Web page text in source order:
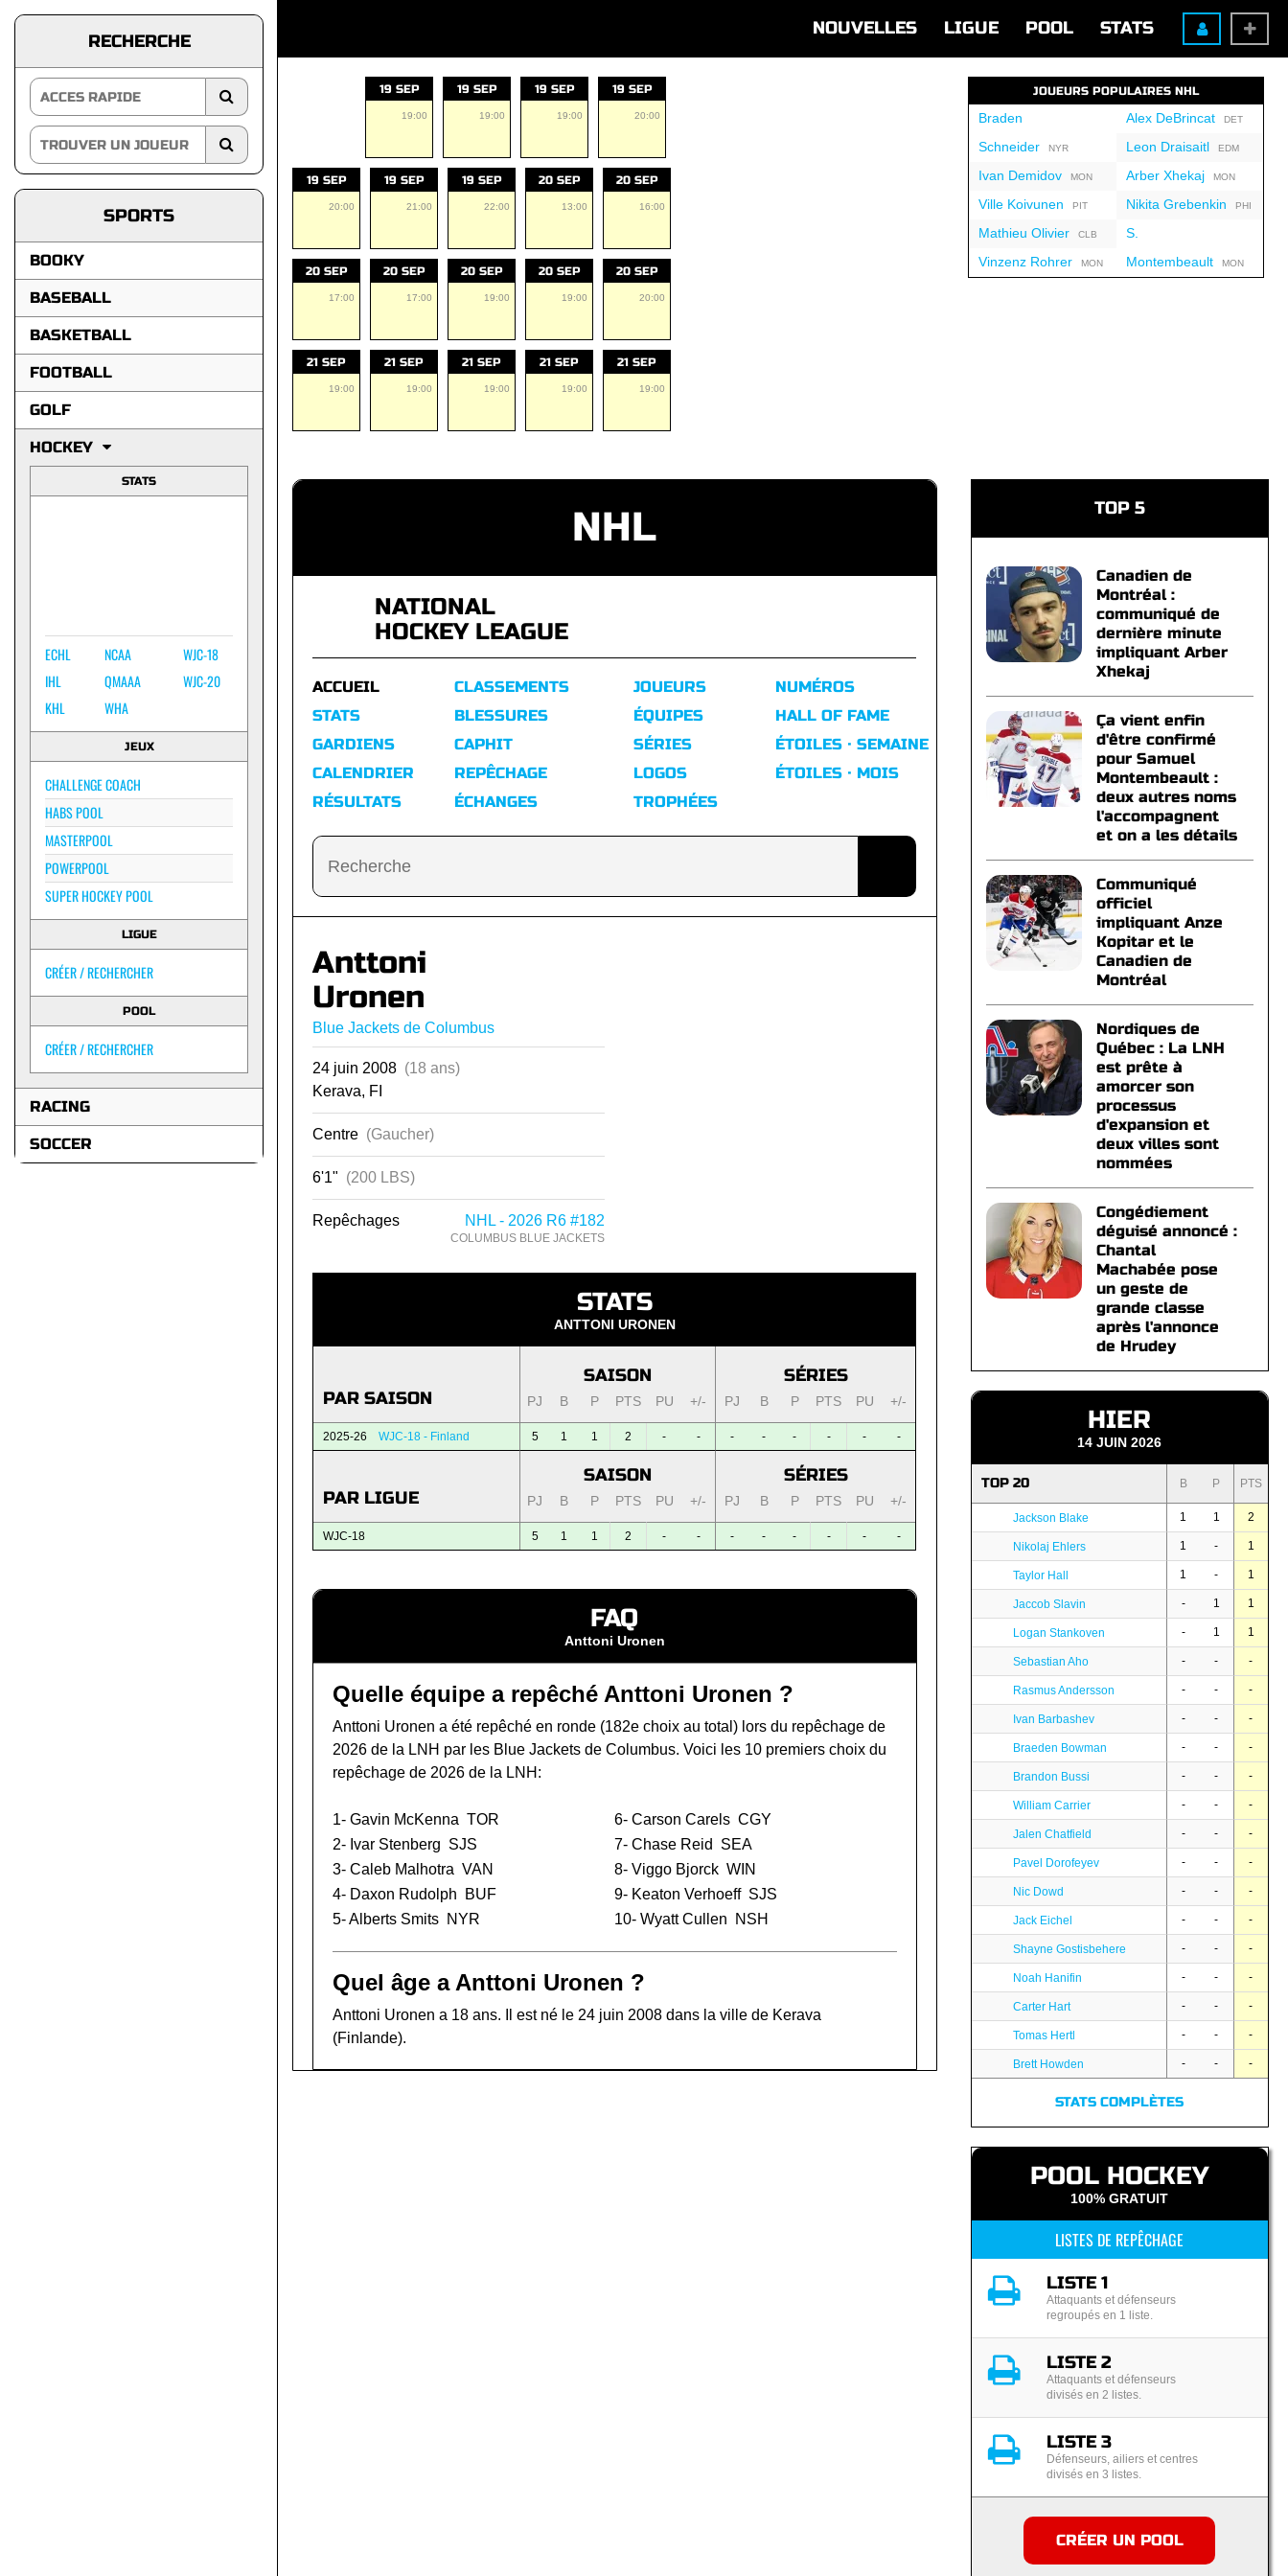
NOUVELLES LIGUE POOL STATS
RECHERCHE
SPORTS
BOOKY
BASEBALL
BASKETBALL
FOOTBALL
GOLF
HOCKEY
STATS
ECHL
IHL
KHL
NCAA
QMAAA
WHA
WJC-18
WJC-20
JEUX
CHALLENGE COACH
HABS POOL
MASTERPOOL
POWERPOOL
SUPER HOCKEY POOL
LIGUE
CRÉER / RECHERCHER
POOL
CRÉER / RECHERCHER
RACING
SOCCER
19 SEP
19:00
19 SEP
19:00
19 SEP
19:00
19 SEP
20:00
19 SEP
20:00
19 SEP
21:00
19 SEP
22:00
20 SEP
13:00
20 SEP
16:00
20 SEP
17:00
20 SEP
17:00
20 SEP
19:00
20 SEP
19:00
20 SEP
20:00
21 SEP
19:00
21 SEP
19:00
21 SEP
19:00
21 SEP
19:00
21 SEP
19:00
JOUEURS POPULAIRES NHL
Braden
SchneiderNYR
Ivan DemidovMON
Ville Koivunen PIT
Mathieu OlivierCLB
Vinzenz RohrerMON
Alex DeBrincatDET
Leon Draisaitl EDM
Arber XhekajMON
Nikita Grebenkin PHI
S.
MontembeaultMON
NHL
NATIONAL
HOCKEY LEAGUE
ACCUEIL
STATS
GARDIENS
CALENDRIER
RÉSULTATS
CLASSEMENTS
BLESSURES
CAPHIT
REPÊCHAGE
ÉCHANGES
JOUEURS
ÉQUIPES
SÉRIES
LOGOS
TROPHÉES
NUMÉROS
HALL OF FAME
ÉTOILES · SEMAINE
ÉTOILES · MOIS
Anttoni
Uronen
Blue Jackets de Columbus
24 juin 2008 (18 ans)
Kerava, FI
Centre (Gaucher)
6'1" (200 LBS)
Repêchages NHL - 2026 R6 #182
COLUMBUS BLUE JACKETS
STATS
ANTTONI URONEN
PAR SAISON
SAISON SÉRIES
PJ B P PTS PU +/- PJ B P PTS PU +/-
2025-26 WJC-18 - Finland 5 1 1 2 - - - - - - - -
PAR LIGUE
SAISON SÉRIES
PJ B P PTS PU +/- PJ B P PTS PU +/-
WJC-18 5 1 1 2 - - - - - - - -
FAQ
Anttoni Uronen
Quelle équipe a repêché Anttoni Uronen ?
Anttoni Uronen a été repêché en ronde (182e choix au total) lors du repêchage de
2026 de la LNH par les Blue Jackets de Columbus. Voici les 10 premiers choix du
repêchage de 2026 de la LNH:
1- Gavin McKenna TOR
2- Ivar Stenberg SJS
3- Caleb Malhotra VAN
4- Daxon Rudolph
BUF
5-Alberts Smits NYR
6-Carson Carels CGY
7-Chase Reid
SEA
8-Viggo Bjorck WIN
9- Keaton Verhoeff SJS
10-Wyatt Cullen NSH
Quel âge a Anttoni Uronen ?
Anttoni Uronen a 18 ans. Il est né le 24 juin 2008 dans la ville de Kerava
(Finlande).
TOP 5
Canadien de
Montréal :
communiqué de
dernière minute
impliquant Arber
Xhekaj
Ça vient enfin
d'être confirmé
pour Samuel
Montembeault :
deux autres noms
l'accompagnent
et on a les détails
Communiqué
officiel
impliquant Anze
Kopitar et le
Canadien de
Montréal
Nordiques de
Québec : La LNH
est prête à
amorcer son
processus
d'expansion et
deux villes sont
nommées
Congédiement
déguisé annoncé :
Chantal
Machabée pose
un geste de
grande classe
après l'annonce
de Hrudey
HIER
14 JUIN 2026
TOP 20 B P PTS
Jackson Blake 1 1 2
Nikolaj Ehlers 1 - 1
Taylor Hall 1 - 1
Jaccob Slavin - 1 1
Logan Stankoven - 1 1
Sebastian Aho - - -
Rasmus Andersson - - -
Ivan Barbashev - - -
Braeden Bowman - - -
Brandon Bussi - - -
William Carrier - - -
Jalen Chatfield - - -
Pavel Dorofeyev - - -
Nic Dowd - - -
Jack Eichel - - -
Shayne Gostisbehere - - -
Noah Hanifin - - -
Carter Hart - - -
Tomas Hertl - - -
Brett Howden - - -
STATS COMPLÈTES
POOL HOCKEY
100% GRATUIT
LISTES DE REPÊCHAGE
LISTE 1
Attaquants et défenseurs
regroupés en 1 liste.
LISTE 2
Attaquants et défenseurs
divisés en 2 listes.
LISTE 3
Défenseurs, ailiers et centres
divisés en 3 listes.
CRÉER UN POOL